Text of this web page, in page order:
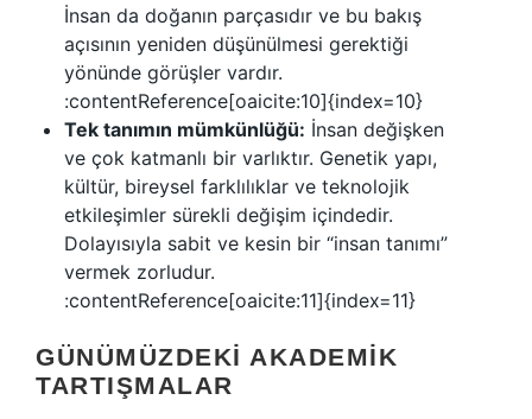
İnsan da doğanın parçasıdır ve bu bakış
açısının yeniden düşünülmesi gerektiği
yönünde görüşler vardır.
:contentReference[oaicite:10]{index=10}
Tek tanımın mümkünlüğü: İnsan değişken
ve çok katmanlı bir varlıktır. Genetik yapı,
kültür, bireysel farklılıklar ve teknolojik
etkileşimler sürekli değişim içindedir.
Dolayısıyla sabit ve kesin bir “insan tanımı”
vermek zorludur.
:contentReference[oaicite:11]{index=11}
GÜNÜMÜZDEKI AKADEMIK
TARTIŞMALAR